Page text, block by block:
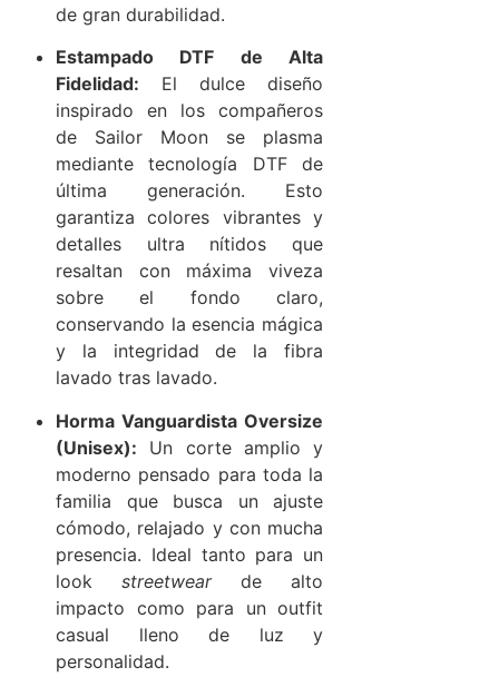
de gran durabilidad.
Estampado DTF de Alta
Fidelidad: El dulce diseño
inspirado en los compañeros
de Sailor Moon se plasma
mediante tecnología DTF de
última generación. Esto
garantiza colores vibrantes y
detalles ultra nítidos que
resaltan con máxima viveza
sobre el fondo claro,
conservando la esencia mágica
y la integridad de la fibra
lavado tras lavado.
Horma Vanguardista Oversize
(Unisex): Un corte amplio y
moderno pensado para toda la
familia que busca un ajuste
cómodo, relajado y con mucha
presencia. Ideal tanto para un
look streetwearde alto
impacto como para un outfit
casual lleno de luz y
personalidad.